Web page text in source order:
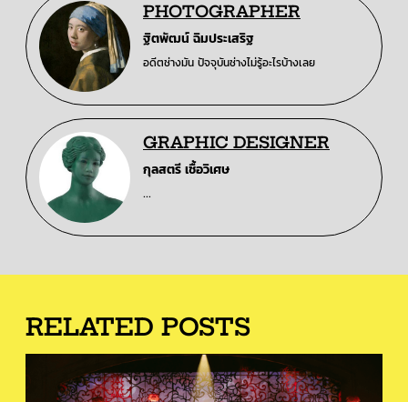
PHOTOGRAPHER
ฐิตพัฒน์ ฉิมประเสริฐ
อดีตช่างมัน ปัจจุบันช่างไม่รู้อะไรบ้างเลย
GRAPHIC DESIGNER
กุลสตรี เชื้อวิเศษ
...
RELATED POSTS